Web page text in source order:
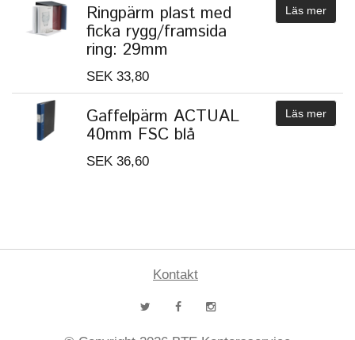
Ringpärm plast med
ficka rygg/framsida
ring: 29mm
SEK 33,80
Läs mer
Gaffelpärm ACTUAL
40mm FSC blå
SEK 36,60
Läs mer
Kontakt